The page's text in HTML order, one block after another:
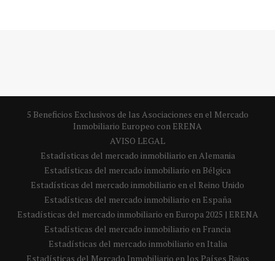
5 Beneficios Exclusivos de las Asociaciones en el Mercado
Inmobiliario Europeo con ERENA
AVISO LEGAL
Estadísticas del mercado inmobiliario en Alemania
Estadísticas del mercado inmobiliario en Bélgica
Estadísticas del mercado inmobiliario en el Reino Unido
Estadísticas del mercado inmobiliario en España
Estadísticas del mercado inmobiliario en Europa 2025 | ERENA
Estadísticas del mercado inmobiliario en Francia
Estadísticas del mercado inmobiliario en Italia
Estadísticas del Mercado Inmobiliario en los Países Bajos